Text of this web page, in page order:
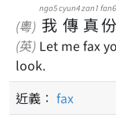
(粵) 我
ngo5
傳
cyun4
真
zan1
份
fan6
(英) Let me fax
look.
近義： fax